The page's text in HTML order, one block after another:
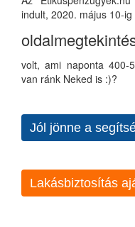
indult, 2020. május 10-ig
volt, ami naponta 400-
van ránk Neked is :)?
Jól jönne a
Lakásbiztosítás